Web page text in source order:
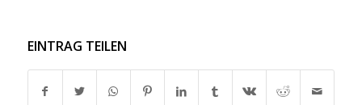
EINTRAG TEILEN